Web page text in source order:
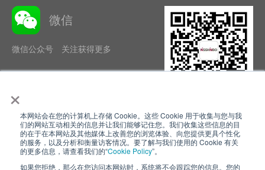
×
本网站会在您的计算机上存储 Cookie。这些 Cookie 用于收集与您与我
们的网站互动相关的信息并让我们能够记住您。我们收集这些信息的目
的在于在本网站及其他媒体上改善您的浏览体验、向您提供更具个性化
的服务，以及分析和衡量访客情况。要了解与我们使用的 Cookie 有关
的更多信息，请查看我们的“Cookie Policy”。
如果您拒绝，那么在您访问本网站时，系统将不会跟踪您的信息。您的
微信
微信公众号 关注获得更多
隐私政策 使用条款
Cookie Policy 网站地图